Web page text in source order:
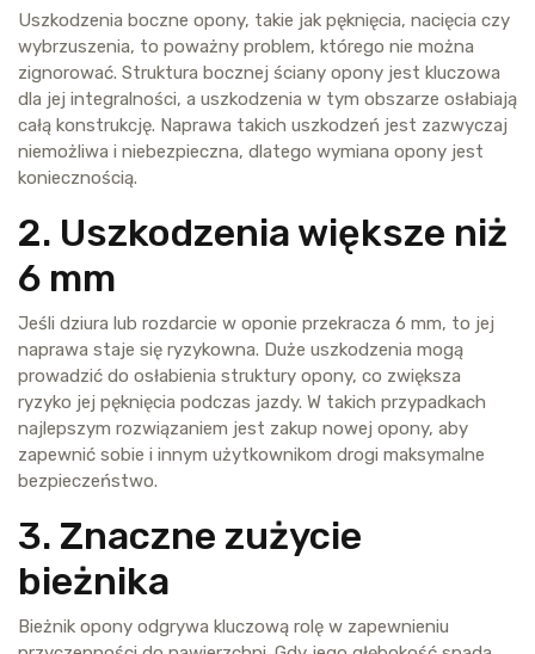
Uszkodzenia boczne opony, takie jak pęknięcia, nacięcia czy
wybrzuszenia, to poważny problem, którego nie można
zignorować. Struktura bocznej ściany opony jest kluczowa
dla jej integralności, a uszkodzenia w tym obszarze osłabiają
całą konstrukcję. Naprawa takich uszkodzeń jest zazwyczaj
niemożliwa i niebezpieczna, dlatego wymiana opony jest
koniecznością.
2. Uszkodzenia większe niż
6 mm
Jeśli dziura lub rozdarcie w oponie przekracza 6 mm, to jej
naprawa staje się ryzykowna. Duże uszkodzenia mogą
prowadzić do osłabienia struktury opony, co zwiększa
ryzyko jej pęknięcia podczas jazdy. W takich przypadkach
najlepszym rozwiązaniem jest zakup nowej opony, aby
zapewnić sobie i innym użytkownikom drogi maksymalne
bezpieczeństwo.
3. Znaczne zużycie
bieżnika
Bieżnik opony odgrywa kluczową rolę w zapewnieniu